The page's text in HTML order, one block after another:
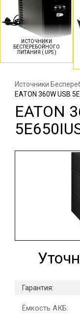
ИСТОЧНИКИ
БЕСПЕРЕБОЙНОГО
ПИТАНИЯ ( UPS )
Источники
EATON 360W USB
EATON
Гарантия:
Ёмкость АКБ: